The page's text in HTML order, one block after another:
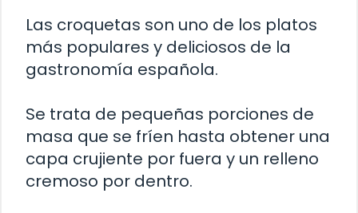
Las croquetas son uno de los platos
más populares y deliciosos de la
gastronomía española.
Se trata de pequeñas porciones de
masa que se fríen hasta obtener una
capa crujiente por fuera y un relleno
cremoso por dentro.